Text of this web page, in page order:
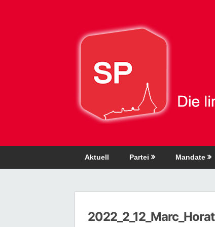
Aktuell Partei Mandate
2022_2_12_Marc_Horat